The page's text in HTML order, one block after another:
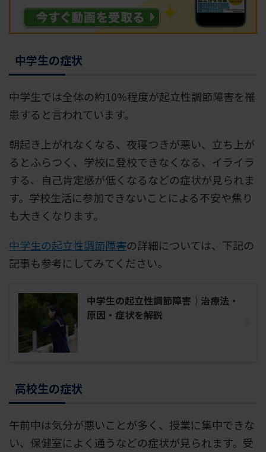
中学生の症状
中学生では全体の約10%程度が起立性調節障害を罹
患すると言われています。
朝起き上がれなくなる、夜寝つきが悪い、立ち上が
るとふらつく、学校に登校できなくなる、イライラ
する、自己肯定感が低くなるなどの症状が見られま
す。学校生活に参加できないことによる不安や焦り
も大きくなります。
中学生の起立性調節障害の詳細については、下記の
記事も参考にしてみてください。
中学生の起立性調節障害｜治療法・
原因・症状を解説
高校生の症状
午前中は気分が悪いことが多く、授業に集中できな
い、保健室によく通うなどの症状が見られます。受